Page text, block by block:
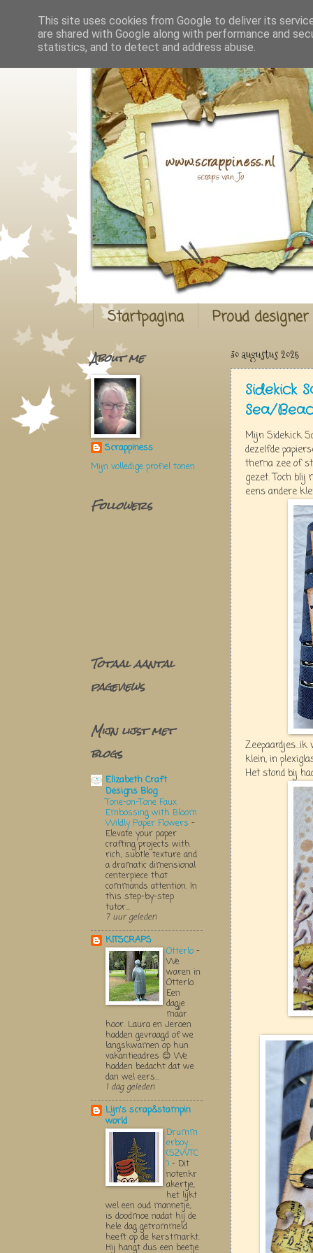
Startpagina Proud
30 augustus 2025
Sidekick
Sea/
Mijn Sidekick
dezelfde
thema zee of
gezet. Toch
eens andere
klein, in
Het stond bij
About me
Scrappiness
Mijn volledige profiel tonen
Followers
Totaal aantal
pageviews
Mijn lijst met
blogs
Elizabeth Craft
Designs Blog
Tone-on-Tone Faux
Embossing with Bloom
Wildly Paper Flowers -
Elevate your paper
crafting projects with
rich, subtle texture and
a dramatic dimensional
centerpiece that
commands attention. In
this step-by-step
tutor...
7 uur geleden
KITSCRAPS
Otterlo -
We
waren in
Otterlo.
Een
dagje
maar
hoor. Laura en Jeroen
hadden gevraagd of we
langskwamen op hun
vakantieadres 😊 We
hadden bedacht dat we
dan wel eers...
1 dag geleden
Lijn's scrap&stampin
world
Drumm
erboy....
(52WTC
) - Dit
notenkr
akertje,
het lijkt
wel een oud mannetje,
is doodmoe nadat hij de
hele dag getrommeld
heeft op de kerstmarkt.
Hij hangt dus een beetje
This site uses cookies from Google to deliver its
are shared with Google along with performance and
statistics, and to detect and address abuse.